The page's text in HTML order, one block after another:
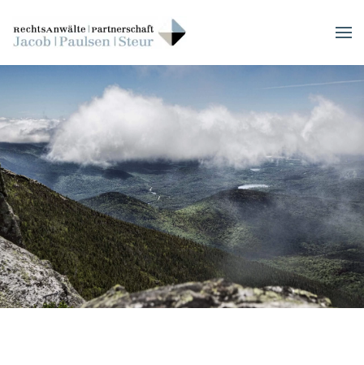
Skip to main content